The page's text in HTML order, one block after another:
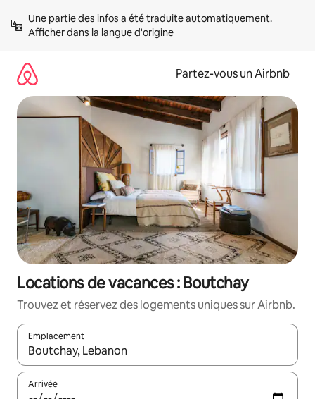
directement
Afficher dans la langue d'origine
Partez-vous un Airbnb
Locations de vacances : Boutchay
Trouvez et réservez des logements uniques sur Airbnb.
Emplacement
Quand les résultats sont affichés, parcourez-les en utilisant
Arrivée